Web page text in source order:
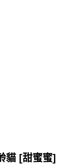
貓 [甜蜜蜜]